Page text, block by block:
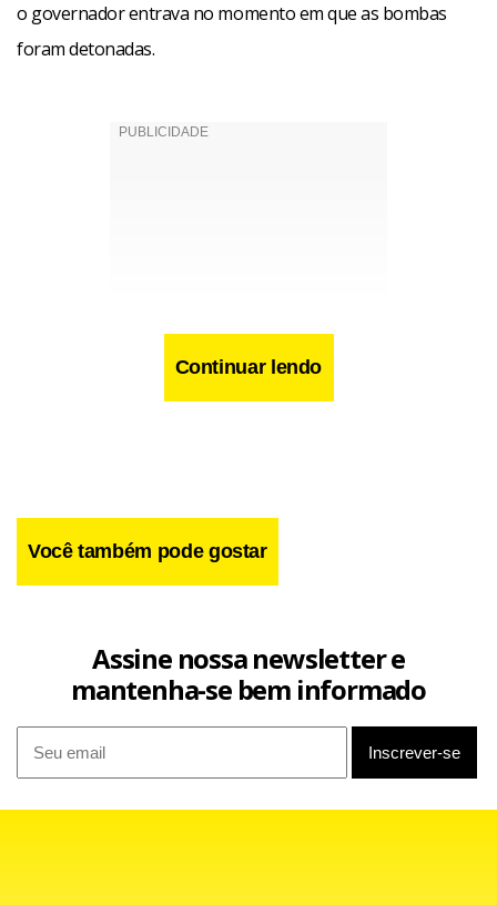
o governador entrava no momento em que as bombas
foram detonadas.
O imperador do Japão, Akihito,
primeiro herdeiro homem da família real desde 1965.
voltava de uma viagem ao norte do país. A princesa Kiko e
o bebê, que ainda não teve o nome divulgado, devem
Continuar lendo
Você também pode gostar
Assine nossa newsletter e
mantenha-se bem informado